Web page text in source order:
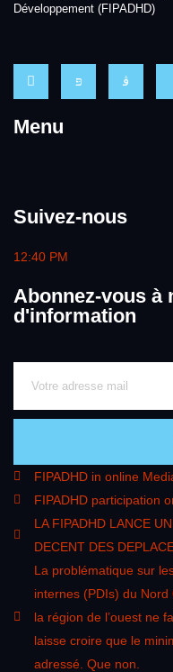
Développement (FIPADHD)
Menu
Suivez-nous
12:40 PM
Abonnez-vous à
d'information
FIPADHD in online
FIPADHD participation
LA FIPADHD LANCE
DECENT DES
La problématique sur
internes (PDIs) du
la région de l’ouest ne
laisse croire que le
adressé. Que non.